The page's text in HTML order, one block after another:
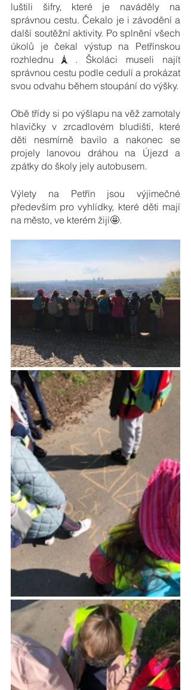
luštili šifry, které je naváděly na
správnou cestu. Čekalo je i závodění a
další soutěžní aktivity. Po splnění všech
úkolů je čekal výstup na Petřínskou
rozhlednu🗼. Školáci museli najít
správnou cestu podle cedulí a prokázat
svou odvahu během stoupání do výšky.
Obě třídy si po výšlapu na věž zamotaly
hlavičky v zrcadlovém bludišti, které
děti nesmírně bavilo a nakonec se
projely lanovou dráhou na Újezd a
zpátky do školy jely autobusem.
Výlety na Petřín jsou výjimečné
především pro vyhlídky, které děti mají
na město, ve kterém žijí🤩.